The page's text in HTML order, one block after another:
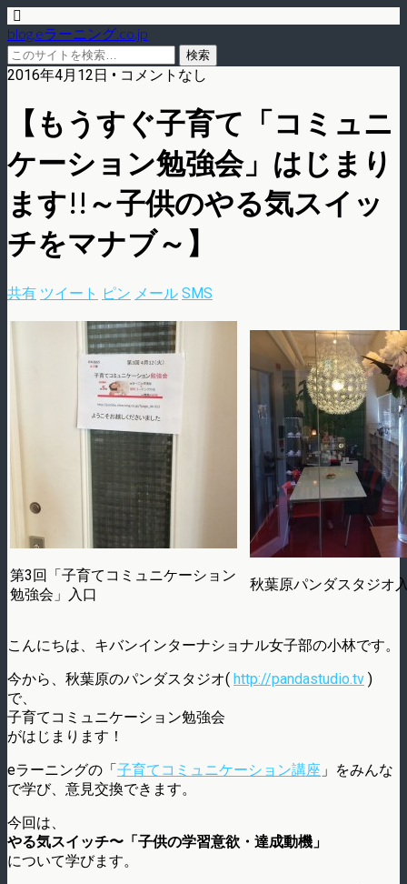
blog.eラーニング.co.jp
2016年4月12日 • コメントなし
【もうすぐ子育て「コミュニ
ケーション勉強会」はじまり
ます!!～子供のやる気スイッ
チをマナブ～】
共有 ツイート ピン メール SMS
第3回「子育てコミュニケーション
勉強会」入口
秋葉原パンダスタジオ
こんにちは、キバンインターナショナル女子部の小林です。
今から、秋葉原のパンダスタジオ( http://pandastudio.tv )
で、
子育てコミュニケーション勉強会
がはじまります！
eラーニングの「子育てコミュニケーション講座 」をみんな
で学び、意見交換できます。
今回は、
やる気スイッチ〜「子供の学習意欲・達成動機」
について学びます。